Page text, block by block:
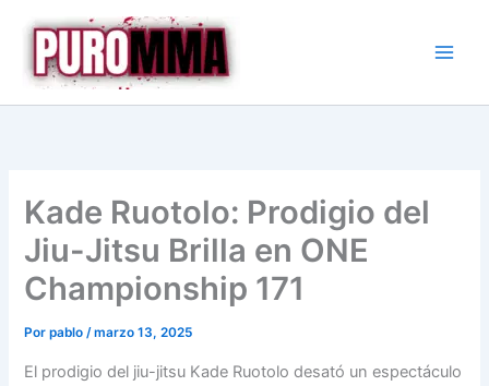
contenido
Kade Ruotolo: Prodigio del
Jiu-Jitsu Brilla en ONE
Championship 171
Porpablo/marzo 13, 2025
El prodigio del jiu-jitsu Kade Ruotolo desató un espectáculo